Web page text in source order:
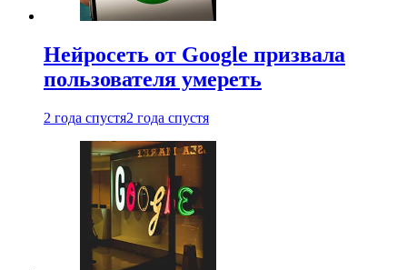
Нейросеть от Google призвала
пользователя умереть
2 года спустя2 года спустя